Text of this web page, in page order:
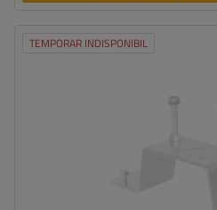
TEMPORAR INDISPONIBIL